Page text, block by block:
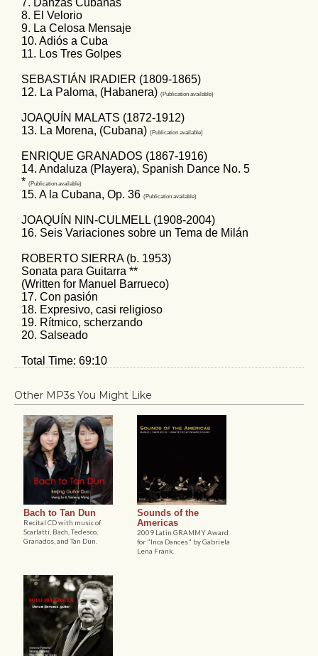
7. Danzas Cubanas
8. El Velorio
9. La Celosa Mensaje
10. Adiós a Cuba
11. Los Tres Golpes
SEBASTIÁN IRADIER (1809-1865)
12. La Paloma, (Habanera) (Publication available)
JOAQUÍN MALATS (1872-1912)
13. La Morena, (Cubana) (Publication available)
ENRIQUE GRANADOS (1867-1916)
14. Andaluza (Playera), Spanish Dance No. 5
* (Publication available)
15. A la Cubana, Op. 36 (Publication available)
JOAQUÍN NIN-CULMELL (1908-2004)
16. Seis Variaciones sobre un Tema de Milán
ROBERTO SIERRA (b. 1953)
Sonata para Guitarra **
(Written for Manuel Barrueco)
17. Con pasión
18. Expresivo, casi religioso
19. Rítmico, scherzando
20. Salseado
Total Time: 69:10
Other MP3s You Might Like